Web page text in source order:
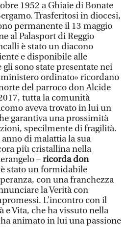
1952 a Ghiaie di Bonate
Trasferitosi in diocesi,
permanente il 13 maggio
al Palasport di Reggio
è stato un diacono
e disponibile alle
sono state presentate nei
ordinato» ricordano
del parroco don Alcide
tutta la comunità
aveva trovato in lui un
garantiva una prossimità
specilmente di fragilità.
di malattia la sua
più cristallina nella
–ricorda don
stato un formidabile
con una franchezza
la Verità con
L’incontro con il
e Vita, che ha vissuto nella
animato in lui una passione